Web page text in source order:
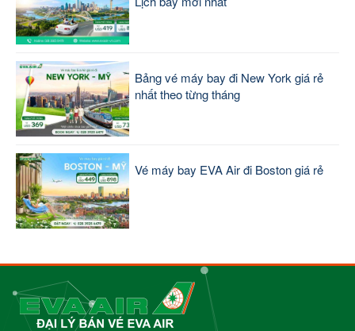
Bảng vé máy bay đi New York giá rẻ
nhất theo từng tháng
Vé máy bay EVA Air đi Boston giá rẻ